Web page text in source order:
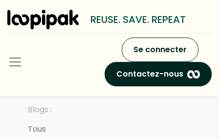
REUSE. SAVE. REPEAT
Se connecter
Contactez-nous
Blogs :
Tous